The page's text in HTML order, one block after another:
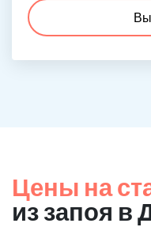
Цены на
из запоя в